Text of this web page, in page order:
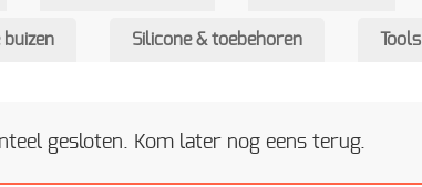
buizen Silicone & toebehoren Tools
gesloten. Kom later nog eens terug.